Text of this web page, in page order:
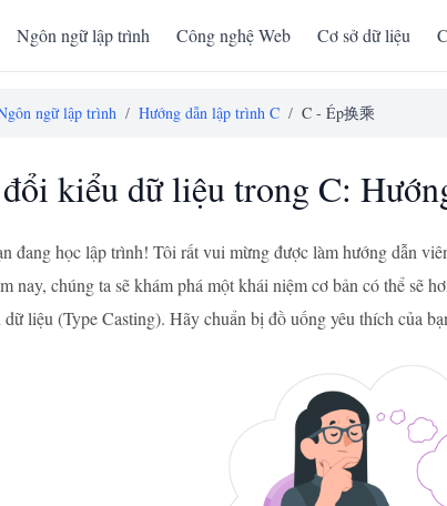
Ngôn ngữ lập trình Công nghệ Web Cơ sở dữ liệu
ngữ lập trình / Hướng dẫn lập trình C / C - Ép换乘
kiểu dữ liệu trong C:
đang học lập trình! Tôi rất vui mừng được làm hướng dẫn
nay, chúng ta sẽ khám phá một khái niệm cơ bản có thể sẽ
liệu (Type Casting). Hãy chuẩn bị đồ uống yêu thích của